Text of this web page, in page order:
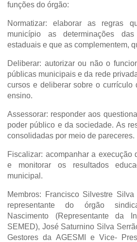
funções do órgão:
Normatizar: elaborar as regras
município as determinações
estaduais e que as complementem,
Deliberar: autorizar ou não o
públicas municipais e da rede
cursos e deliberar sobre o currículo
ensino.
Assessorar: responder aos
poder público e da sociedade. As
consolidadas por meio de pareceres.
Fiscalizar: acompanhar a execução
e monitorar os resultados
municipal.
Membros: Francisco Silvestre
representante do órgão
Nascimento (Representante da
SEMED), José Saturnino Silva
Gestores da AGESMI e Vice-